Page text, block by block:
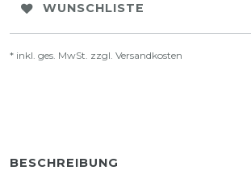
WUNSCHLISTE
* inkl. ges. MwSt. zzgl. Versandkosten
BESCHREIBUNG